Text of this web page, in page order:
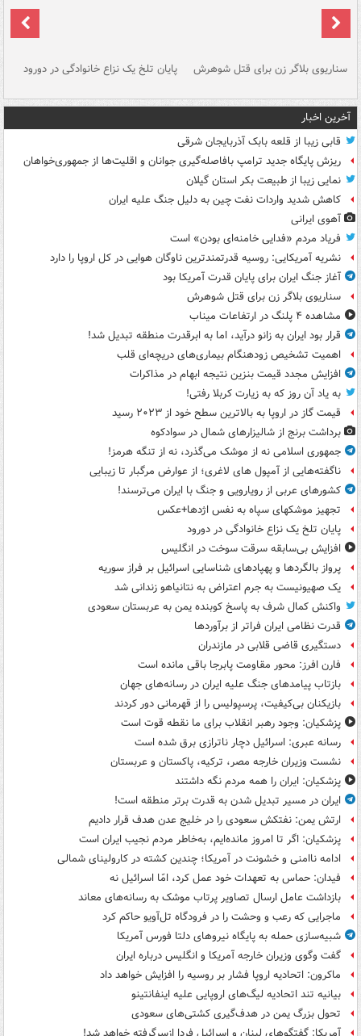
سناریوی بلاگر زن برای قتل شوهرش پایان تلخ یک نزاع خانوادگی در دورود
آخرین اخبار
قابی زیبا از قلعه بابک آذربایجان شرقی
ریزش پایگاه جدید ترامپ بافاصله‌گیری جوانان و اقلیت‌ها از جمهوری‌خواهان
نمایی زیبا از طبیعت بکر استان گیلان
کاهش شدید واردات نفت چین به دلیل جنگ علیه ایران
آهوی ایرانی
فریاد مردم «فدایی خامنه‌ای بودن» است
نشریه آمریکایی: روسیه قدرتمندترین ناوگان هوایی در کل اروپا را دارد
آغاز جنگ ایران برای پایان قدرت آمریکا بود
سناریوی بلاگر زن برای قتل شوهرش
مشاهده ۴ پلنگ در ارتفاعات میناب
قرار بود ایران به زانو درآید، اما به ابرقدرت منطقه تبدیل شد!
اهمیت تشخیص زودهنگام بیماری‌های دریچه‌ای قلب
افزایش مجدد قیمت بنزین نتیجه ابهام در مذاکرات
به یاد آن روز که به زیارت کربلا رفتی!
قیمت گاز در اروپا به بالاترین سطح خود از ۲۰۲۳ رسید
برداشت برنج از شالیزارهای شمال در سوادکوه
جمهوری اسلامی نه از موشک می‌گذرد، نه از تنگه هرمز!
ناگفته‌هایی از آمپول های لاغری؛ از عوارض مرگبار تا زیبایی
کشورهای عربی از رویارویی و جنگ با ایران می‌ترسند!
تجهیز موشکهای سپاه به نفس اژدها+عکس
پایان تلخ یک نزاع خانوادگی در دورود
افزایش بی‌سابقه سرقت سوخت در انگلیس
پرواز بالگردها و پهپادهای شناسایی اسرائیل بر فراز سوریه
یک صهیونیست به جرم اعتراض به نتانیاهو زندانی شد
واکنش کمال شرف به پاسخ کوبنده یمن به عربستان سعودی
قدرت نظامی ایران فراتر از برآوردها
دستگیری قاضی قلابی در مازندران
فارن افرز: محور مقاومت پابرجا باقی مانده است
بازتاب پیامدهای جنگ علیه ایران در رسانه‌های جهان
بازیکنان بی‌کیفیت، پرسپولیس را از قهرمانی دور کردند
پزشکیان: وجود رهبر انقلاب برای ما نقطه قوت است
رسانه عبری: اسرائیل دچار ناترازی برق شده است
نشست وزیران خارجه مصر، ترکیه، پاکستان و عربستان
پزشکیان: ایران را همه مردم نگه داشتند
ایران در مسیر تبدیل شدن به قدرت برتر منطقه است!
ارتش یمن: نفتکش سعودی را در خلیج عدن هدف قرار دادیم
پزشکیان: اگر تا امروز مانده‌ایم، به‌خاطر مردم نجیب ایران است
ادامه ناامنی و خشونت در آمریکا؛ چندین کشته در کارولینای شمالی
فیدان: حماس به تعهدات خود عمل کرد، امّا اسرائیل نه
بازداشت عامل ارسال تصاویر پرتاب موشک به رسانه‌های معاند
ماجرایی که رعب و وحشت را در فرودگاه تل‌آویو حاکم کرد
شبیه‌سازی حمله به پایگاه نیروهای دلتا فورس آمریکا
گفت وگوی وزیران خارجه آمریکا و انگلیس درباره ایران
ماکرون: اتحادیه اروپا فشار بر روسیه را افزایش خواهد داد
بیانیه تند اتحادیه لیگ‌های اروپایی علیه اینفانتینو
تحول بزرگ یمن در هدف‌گیری کشتی‌های سعودی